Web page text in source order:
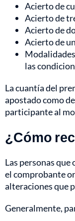
Acierto de
Acierto de
Acierto de
Acierto de
las
La cuantía del
apostado como
participante al
¿Cómo
Las personas
el comprobante
alteraciones que
Generalmente,